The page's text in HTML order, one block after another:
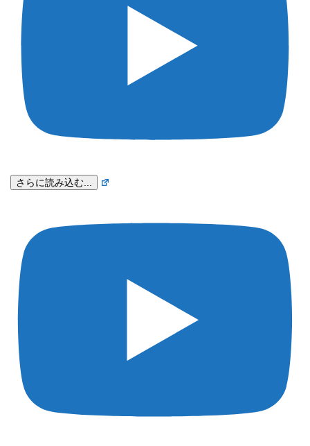
さらに読み込む...